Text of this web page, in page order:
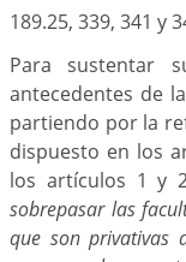
189.25, 339, 341 y
Para sustentar
antecedentes de
partiendo por la
dispuesto en los
los artículos 1 y
sobrepasar las
que son privativas